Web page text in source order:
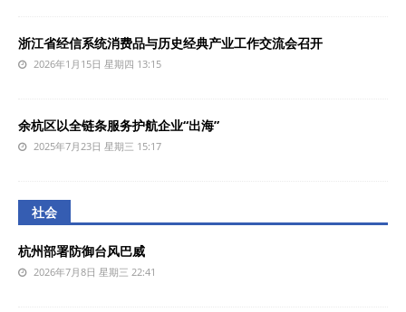
浙江省经信系统消费品与历史经典产业工作交流会召开
2026年1月15日 星期四 13:15
余杭区以全链条服务护航企业“出海”
2025年7月23日 星期三 15:17
社会
杭州部署防御台风巴威
2026年7月8日 星期三 22:41